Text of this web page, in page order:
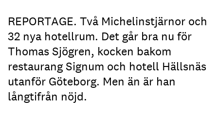
REPORTAGE. Två Michelinstjärnor och
32 nya hotellrum. Det går bra nu för
Thomas Sjögren, kocken bakom
restaurang Signum och hotell Hällsnäs
utanför Göteborg. Men än är han
långtifrån nöjd.